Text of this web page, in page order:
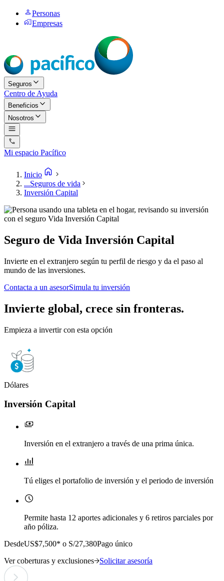
Personas
Empresas
Seguros
Centro de Ayuda
Beneficios
Nosotros
Mi espacio Pacífico
Inicio
...Seguros de vida
Inversión Capital
Seguro de Vida Inversión Capital
Invierte en el extranjero según tu perfil de riesgo y da el paso al
mundo de las inversiones.
Contacta a un asesorSimula tu inversión
Invierte global, crece sin fronteras.
Empieza a invertir con esta opción
Dólares
Inversión Capital
Inversión en el extranjero a través de una prima única.
Tú eliges el portafolio de inversión y el periodo de inversión
Permite hasta 12 aportes adicionales y 6 retiros parciales por
año póliza.
DesdeUS$7,500* o S/27,380Pago único
Ver coberturas y exclusiones
Solicitar asesoría